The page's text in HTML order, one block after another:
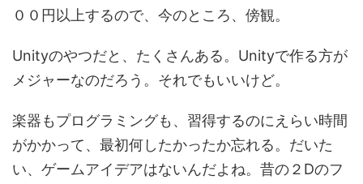
００円以上するので、今のところ、傍観。
Unityのやつだと、たくさんある。Unityで作る方が
メジャーなのだろう。それでもいいけど。
楽器もプログラミングも、習得するのにえらい時間
がかかって、最初何したかったか忘れる。だいた
い、ゲームアイデアはないんだよね。昔の２Dのフ